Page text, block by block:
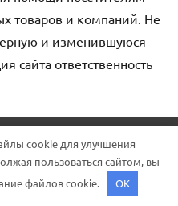
товаров и компаний. Не
и изменившуюся
сайта ответственность
cookie для улучшения
пользоваться сайтом, вы
файлов cookie.
OK